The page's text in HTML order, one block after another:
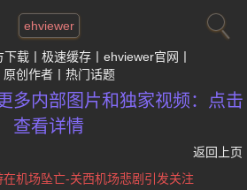
ehviewer
下载 极速缓存
ehviewer官网
原创作者 热门话题
多内部图片和独家视频：点击
查看详情
返回上页
机场坠亡-关西机场悲剧引发关注